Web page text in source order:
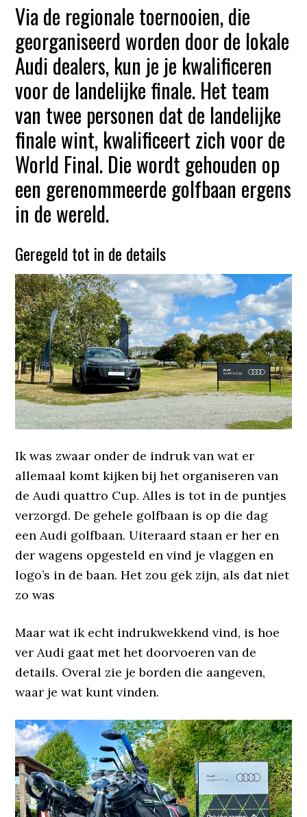
Via de regionale toernooien, die
georganiseerd worden door de lokale
Audi dealers, kun je je kwalificeren
voor de landelijke finale. Het team
van twee personen dat de landelijke
finale wint, kwalificeert zich voor de
World Final. Die wordt gehouden op
een gerenommeerde golfbaan ergens
in de wereld.
Geregeld tot in de details
Ik was zwaar onder de indruk van wat er
allemaal komt kijken bij het organiseren van
de Audi quattro Cup. Alles is tot in de puntjes
verzorgd. De gehele golfbaan is op die dag
een Audi golfbaan. Uiteraard staan er her en
der wagens opgesteld en vind je vlaggen en
logo’s in de baan. Het zou gek zijn, als dat niet
zo was
Maar wat ik echt indrukwekkend vind, is hoe
ver Audi gaat met het doorvoeren van de
details. Overal zie je borden die aangeven,
waar je wat kunt vinden.